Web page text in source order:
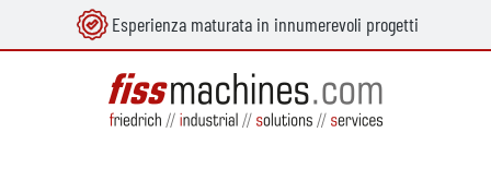
principale Esperienza maturata in innumerevoli progetti